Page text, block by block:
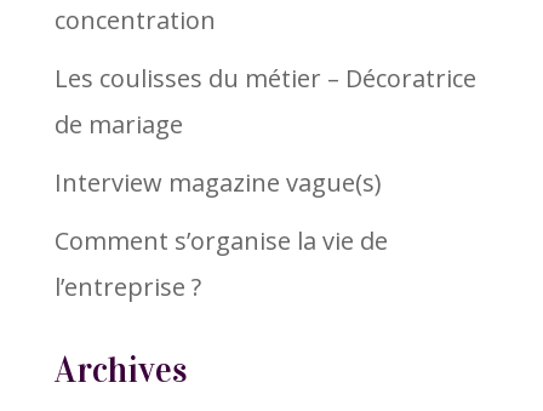
concentration
Les coulisses du métier – Décoratrice
de mariage
Interview magazine vague(s)
Comment s’organise la vie de
l’entreprise ?
Archives